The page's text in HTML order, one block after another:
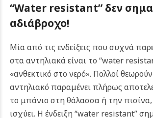
“Water resistant” δεν
αδιάβροχο!
Μία από τις ενδείξεις που συχνά
στα αντηλιακά είναι το “water
«ανθεκτικό στο νερό». Πολλοί
αντηλιακό παραμένει πλήρως
το μπάνιο στη θάλασσα ή την
ισχύει. Η ένδειξη “water resistant”